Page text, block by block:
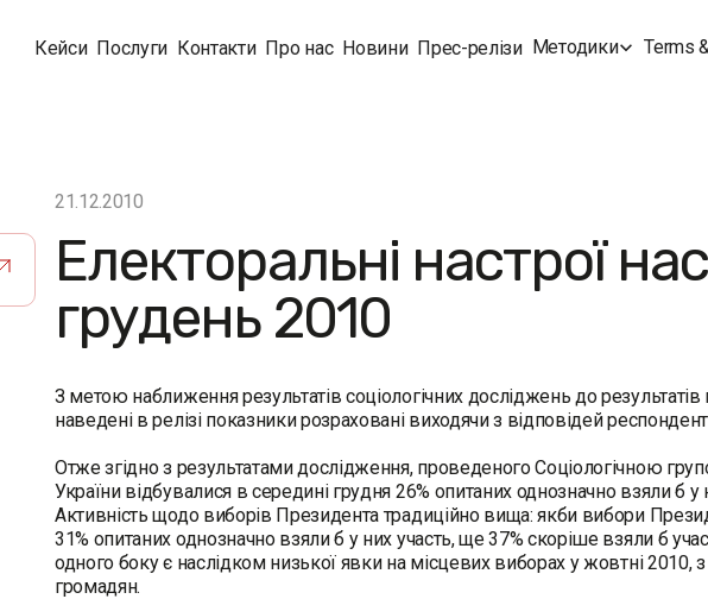
Кейси Послуги Контакти Про нас Новини Прес-релізи Методики Terms
21.12.2010
Електоральні настрої
грудень 2010
З метою наближення результатів соціологічних досліджень до результатів
наведені в релізі показники розраховані виходячи з відповідей
Отже згідно з результатами дослідження, проведеного Соціологічною
України відбувалися в середині грудня 26% опитаних однозначно взяли б
Активність щодо виборів Президента традиційно вища: якби вибори
31% опитаних однозначно взяли б у них участь, ще 37% скоріше взяли б
одного боку є наслідком низької явки на місцевих виборах у жовтні
громадян.